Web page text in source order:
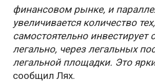
финансовом рынке, и
увеличивается количество
самостоятельно инвестирует
легально, через легальных
легальной площадки. Это
сообщил Лях.